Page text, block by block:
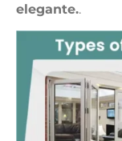
elegante..